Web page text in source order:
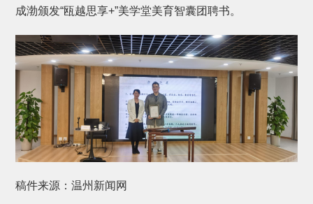
成渤颁发“瓯越思享+”美学堂美育智囊团聘书。
稿件来源：温州新闻网